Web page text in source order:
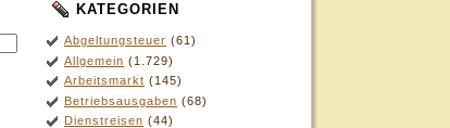
KATEGORIEN
Abgeltungsteuer (61)
Allgemein (1.729)
Arbeitsmarkt (145)
Betriebsausgaben (68)
Dienstreisen (44)